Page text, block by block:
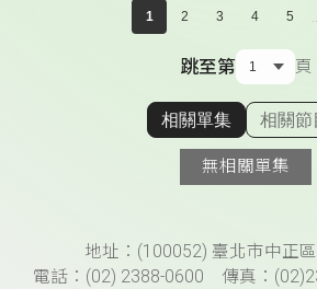
1 2 3 4 5
跳至第 頁
顯示相關
相關單集 相關節
無相關單集
頁尾資訊地址：(100052) 臺北市中正
電話：(02) 2388-0600 傳真：